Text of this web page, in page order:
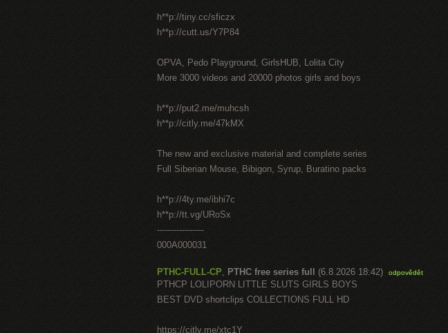
h**p://tiny.cc/sficzx
h**p://cutt.us/Y7P84
OPVA, Pedo Playground, GirlsHUB, Lolita City
More 3000 videos and 20000 photos girls and boys
h**p://put2.me/muhcsh
h**p://citly.me/47kMX
The new and exclusive material and complete series
Full Siberian Mouse, Bibigon, Syrup, Buratino packs
h**p://4ty.me/ibhi7c
h**p://tt.vg/URoSx
-----------------
000A000031
PTHC-FULL-CP, PTHC free series full (6.8.2026 18:42) odpovědět
PTHCP LOLIPORN LITTLE SLUTS GIRLS BOYS
BEST DVD shortclips COLLECTIONS FULL HD
https://citly.me/xtc1Y